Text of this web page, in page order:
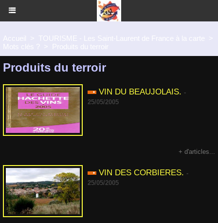
Produits du terroir
VIN DU BEAUJOLAIS. -
25/05/2005
+ d'articles...
VIN DES CORBIERES. -
25/05/2005